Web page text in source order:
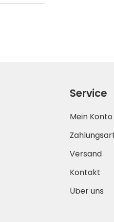
Service
Mein Konto
Versand
Kontakt
Über uns